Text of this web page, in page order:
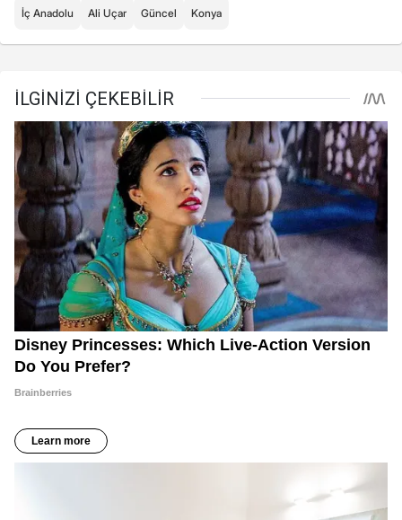
İç Anadolu Ali Uçar Güncel Konya